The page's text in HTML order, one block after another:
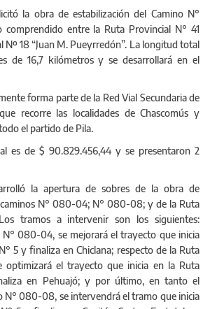
la obra de estabilización del Camino N°
entre la Ruta Provincial N° 41
Nº 18 “Juan M. Pueyrredón”. La longitud total
de 16,7 kilómetros y se desarrollará en el
forma parte de la Red Vial Secundaria de
recorre las localidades de Chascomús y
el partido de Pila.
es de $ 90.829.456,44 y se presentaron 2
la apertura de sobres de la obra de
N° 080-04; N° 080-08; y de la Ruta
tramos a intervenir son los siguientes:
N° 080-04, se mejorará el trayecto que inicia
5 y finaliza en Chiclana; respecto de la Ruta
optimizará el trayecto que inicia en la Ruta
en Pehuajó; y por último, en tanto el
N° 080-08, se intervendrá el tramo que inicia